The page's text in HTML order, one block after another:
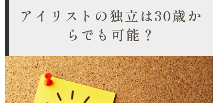
アイリストの独立は30歳か
らでも可能？